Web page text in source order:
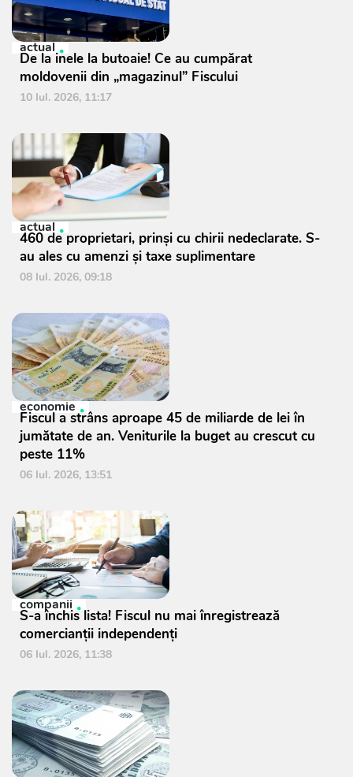
actual
De la inele la butoaie! Ce au cumpărat
moldovenii din „magazinul” Fiscului
10 Iul. 2026, 11:17
actual
460 de proprietari, prinși cu chirii nedeclarate. S-
au ales cu amenzi și taxe suplimentare
08 Iul. 2026, 09:18
economie
Fiscul a strâns aproape 45 de miliarde de lei în
jumătate de an. Veniturile la buget au crescut cu
peste 11%
06 Iul. 2026, 13:51
companii
S-a închis lista! Fiscul nu mai înregistrează
comercianții independenți
06 Iul. 2026, 11:38